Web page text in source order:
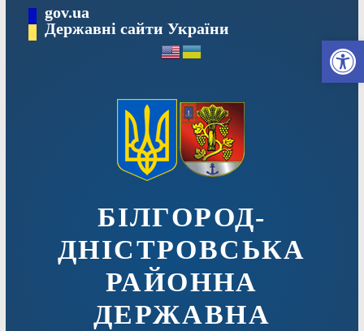
вмісту
gov.ua
Державні сайти України
БІЛГОРОД-
ДНІСТРОВСЬКА
РАЙОННА
ДЕРЖАВНА